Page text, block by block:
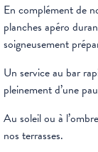
En complément de
planches apéro
soigneusement
Un service au bar
pleinement d’une
Au soleil ou à
nos terrasses.